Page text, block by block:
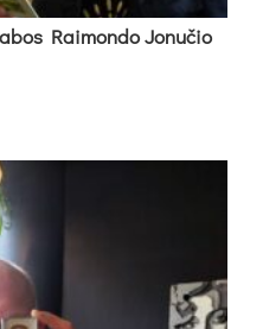
Rai­mon­do Jo­nu­čio